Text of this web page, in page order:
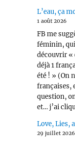
L’eau, ça
1 août 2026
FB me
féminin,
découvrir «
déjà 1
été ! » (On
françaises,
question,
et… j’ai
Love, Lies,
29 juillet 2026